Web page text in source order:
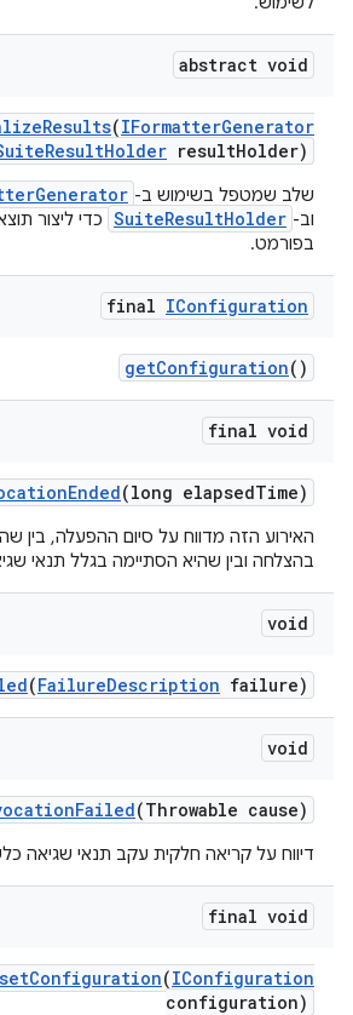
abstract void
Results(IFormatterGenerator
ResultHolder resultHolder)
שלב שמטפל בשימוש ב-
וב- SuiteResultHolder כדי ליצור
בפורמט.
final IConfiguration
getConfiguration()
final void
Ended(long elapsedTime)
האירוע הזה מדווח על סיום ההפעלה, בין
בהצלחה ובין שהיא הסתיימה בגלל תנאי
void
(FailureDescription failure)
void
Failed(Throwable cause)
דיווח על קריאה חלקית עקב תנאי שגיאה
final void
setConfiguration(IConfiguration
configuration)